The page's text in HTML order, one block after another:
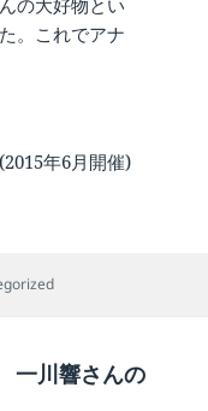
の大好物とい
。これでアナ
(2015年6月開催)
川響さんの